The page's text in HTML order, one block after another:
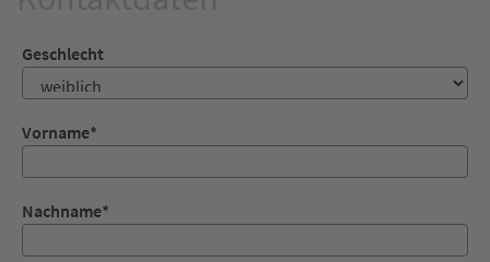
Geschlecht
Vorname*
Nachname*